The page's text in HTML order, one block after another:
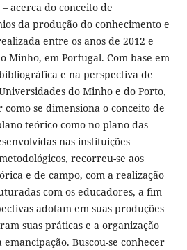
acerca do conceito de
da produção do conhecimento e
entre os anos de 2012 e
Minho, em Portugal. Com base em
e na perspectiva de
do Minho e do Porto,
se dimensiona o conceito de
teórico como no plano das
nas instituições
recorreu-se aos
e de campo, com a realização
com os educadores, a fim
adotam em suas produções
suas práticas e a organização
Buscou-se conhecer